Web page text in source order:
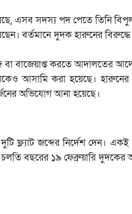
এসব সদস্য পদ পেতে তিনি
বর্তমানে দুদক হারুনের
বা বাজেয়াপ্ত করতে আদালতের
আসামি করা হয়েছে। হারুনের
অভিযোগ আনা হয়েছে।
জব্দের নির্দেশ দেন। একই
বছরের ১৯ ফেব্রুয়ারি